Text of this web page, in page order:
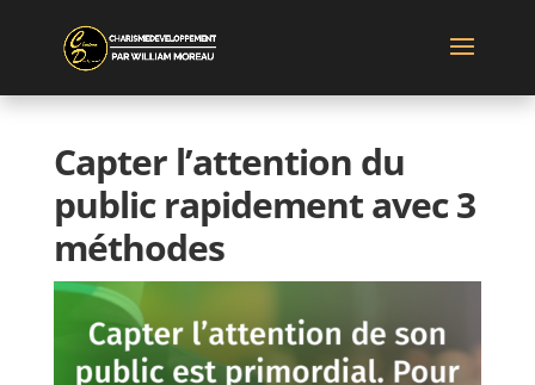
Capter l’attention du
public rapidement avec 3
méthodes